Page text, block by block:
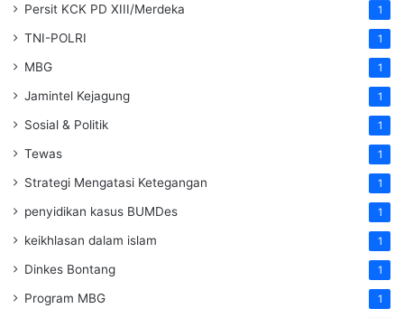
Persit KCK PD XIII/Merdeka 1
TNI-POLRI 1
MBG 1
Jamintel Kejagung 1
Sosial & Politik 1
Tewas 1
Strategi Mengatasi Ketegangan 1
penyidikan kasus BUMDes 1
keikhlasan dalam islam 1
Dinkes Bontang 1
Program MBG 1